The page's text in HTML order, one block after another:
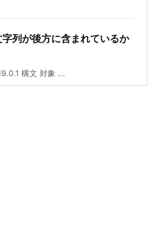
列が後方に含まれているか
構文 対象 ...